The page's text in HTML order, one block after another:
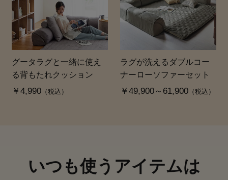
グータラグと一緒に使え
る背もたれクッション
￥4,990 （税込）
ラグが洗えるダブルコー
ナーローソファーセット
￥49,900～61,900（税込）
いつも使うアイテムは